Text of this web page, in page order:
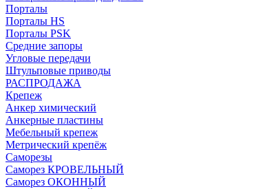
Порталы
Порталы HS
Порталы PSK
Средние запоры
Угловые передачи
Штульповые приводы
РАСПРОДАЖА
Крепеж
Анкер химический
Анкерные пластины
Мебельный крепеж
Метрический крепёж
Саморезы
Саморез КРОВЕЛЬНЫЙ
Саморез ОКОННЫЙ